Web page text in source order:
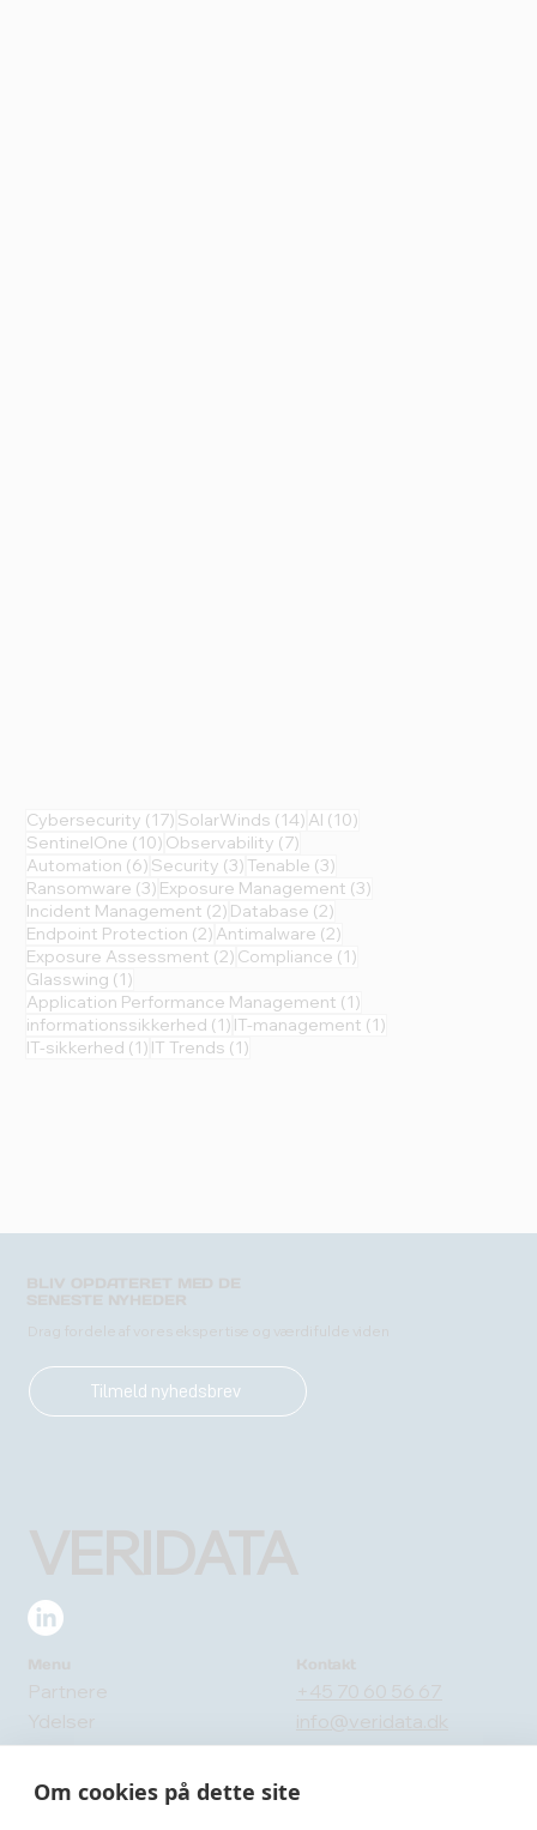
Om cookies på dette site
Cybersecurity (17) 17 indlæg
SolarWinds (14) 14 indlæg
AI (10)
SentinelOne (10) 10 indlæg
Observability (7)
Automation (6) 6 indlæg
Security (3) 3 indlæg
Tenable (3)
Ransomware (3) 3 indlæg
Exposure Management (3)
Incident Management (2) 2 indlæg
Database (2)
Endpoint Protection (2) 2 indlæg
Antimalware (2)
Exposure Assessment (2) 2 indlæg
Compliance (1)
Glasswing (1)
Application Performance Management (1)
informationssikkerhed (1) 1 indlæg
IT-management (1)
IT-sikkerhed (1) 1 indlæg
IT Trends (1)
Tilmeld nyhedsbrev
Ydelser
Om os
Blog
info@veridata.dk
Send en besked